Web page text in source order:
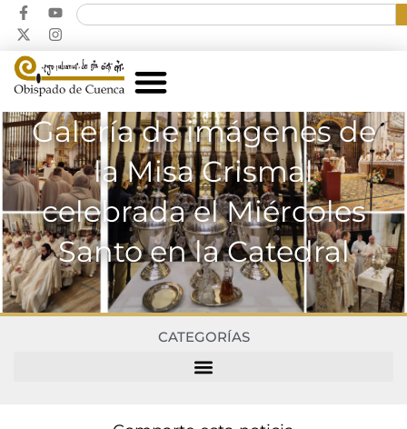
Galería de imágenes de
la Misa Crismal
celebrada el Miércoles
Santo en la Catedral
CATEGORÍAS